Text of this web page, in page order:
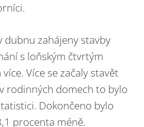
dubnu zahájeny stavby
s loňským čtvrtým
Více se začaly stavět
rodinných domech to bylo
Dokončeno bylo
procenta méně.